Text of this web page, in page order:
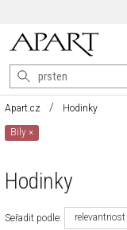
Apart.cz Hodinky
Bily×
Hodinky
Seřadit podle: relevantnost